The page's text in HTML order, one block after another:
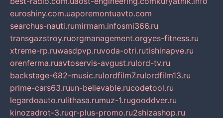
euroshiny.com.uaporemontuavto.com
searchus-nauti.rumirmam.infosmi366.ru
transgazstroy.ruorgmanagement.orgyes-fitness.ru
xtreme-rp.ruwasdpvp.ruvoda-otri.rutishinapve.ru
orenferma.ruavtoservis-avgust.rulord-tv.ru
backstage-682-music.rulordfilm7.rulordfilm13.ru
prime-cars63.ruun-believable.rucodetool.ru
legardoauto.rulithasa.rumuz-1.rugooddver.ru
kinozadrot-3.ruqr-plus-promo.ru2shizashop.ru